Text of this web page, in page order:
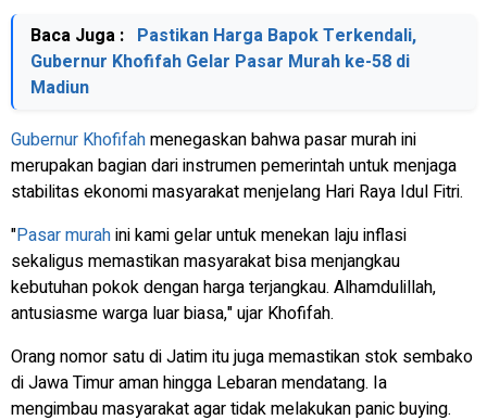
Baca Juga : Pastikan Harga Bapok Terkendali,
Gubernur Khofifah Gelar Pasar Murah ke-58 di
Madiun
Gubernur Khofifahmenegaskan bahwa pasar murah ini
merupakan bagian dari instrumen pemerintah untuk menjaga
stabilitas ekonomi masyarakat menjelang Hari Raya Idul Fitri.
"Pasar murahini kami gelar untuk menekan laju inflasi
sekaligus memastikan masyarakat bisa menjangkau
kebutuhan pokok dengan harga terjangkau. Alhamdulillah,
antusiasme warga luar biasa," ujar Khofifah.
Orang nomor satu di Jatim itu juga memastikan stok sembako
di Jawa Timur aman hingga Lebaran mendatang. Ia
mengimbau masyarakat agar tidak melakukan panic buying.